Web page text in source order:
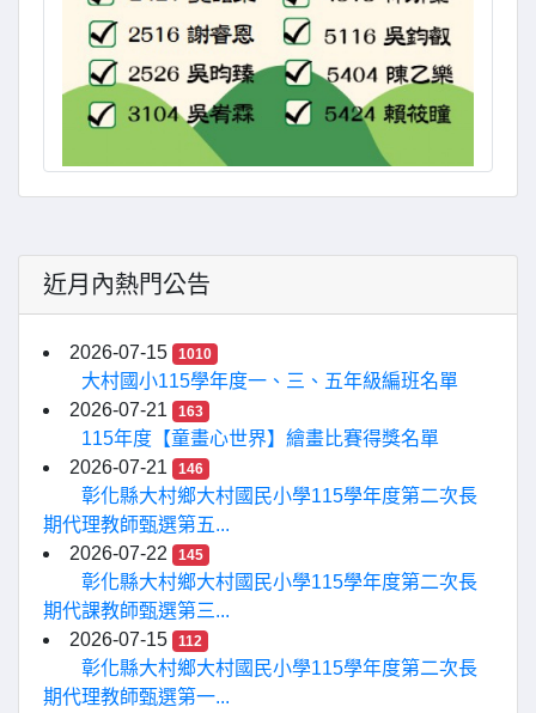
近月內熱門公告
2026-07-15 1010
大村國小115學年度一、三、五年級編班名單
2026-07-21
163
115年度【童畫心世界】繪畫比賽得獎名單
2026-07-21
146
彰化縣大村鄉大村國民小學115學年度第二次長
期代理教師甄選第五...
2026-07-22
145
彰化縣大村鄉大村國民小學115學年度第二次長
期代課教師甄選第三...
2026-07-15
112
彰化縣大村鄉大村國民小學115學年度第二次長
期代理教師甄選第一...